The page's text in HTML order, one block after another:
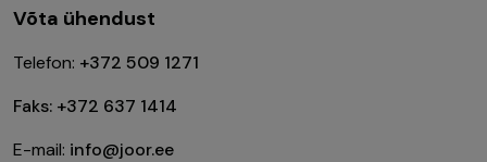
Võta ühendust
Telefon: +372 509 1271
Faks: +372 637 1414
E-mail: info@joor.ee